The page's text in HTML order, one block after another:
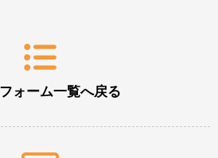
ォーム一覧へ戻る